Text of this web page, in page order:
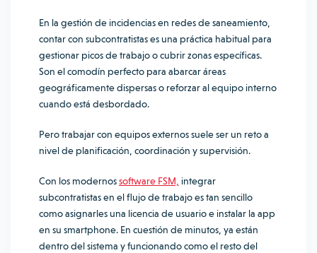
En la gestión de incidencias en redes de saneamiento,
contar con subcontratistas es una práctica habitual para
gestionar picos de trabajo o cubrir zonas específicas.
Son el comodín perfecto para abarcar áreas
geográficamente dispersas o reforzar al equipo interno
cuando está desbordado.
Pero trabajar con equipos externos suele ser un reto a
nivel de planificación, coordinación y supervisión.
Con los modernossoftware FSM, integrar
subcontratistas en el flujo de trabajo es tan sencillo
como asignarles una licencia de usuario e instalar la app
en su smartphone. En cuestión de minutos, ya están
dentro del sistema y funcionando como el resto del